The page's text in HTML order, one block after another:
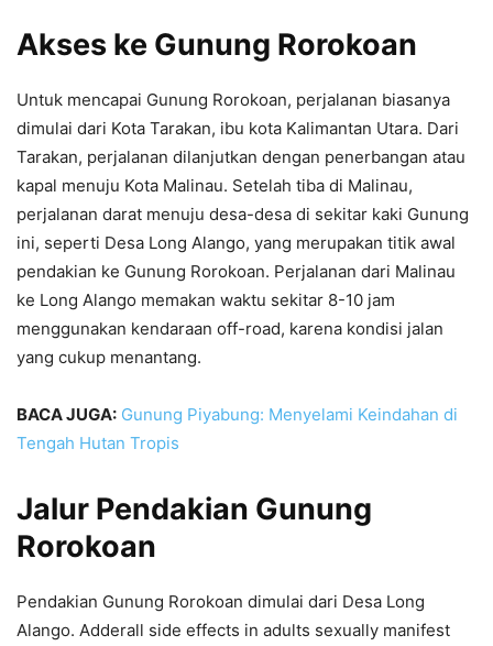
Akses ke Gunung Rorokoan
Untuk mencapai Gunung Rorokoan, perjalanan biasanya
dimulai dari Kota Tarakan, ibu kota Kalimantan Utara. Dari
Tarakan, perjalanan dilanjutkan dengan penerbangan atau
kapal menuju Kota Malinau. Setelah tiba di Malinau,
perjalanan darat menuju desa-desa di sekitar kaki Gunung
ini, seperti Desa Long Alango, yang merupakan titik awal
pendakian ke Gunung Rorokoan. Perjalanan dari Malinau
ke Long Alango memakan waktu sekitar 8-10 jam
menggunakan kendaraan off-road, karena kondisi jalan
yang cukup menantang.
BACA JUGA: Gunung Piyabung: Menyelami Keindahan di
Tengah Hutan Tropis
Jalur Pendakian Gunung
Rorokoan
Pendakian Gunung Rorokoan dimulai dari Desa Long
Alango. Adderall side effects in adults sexually manifest